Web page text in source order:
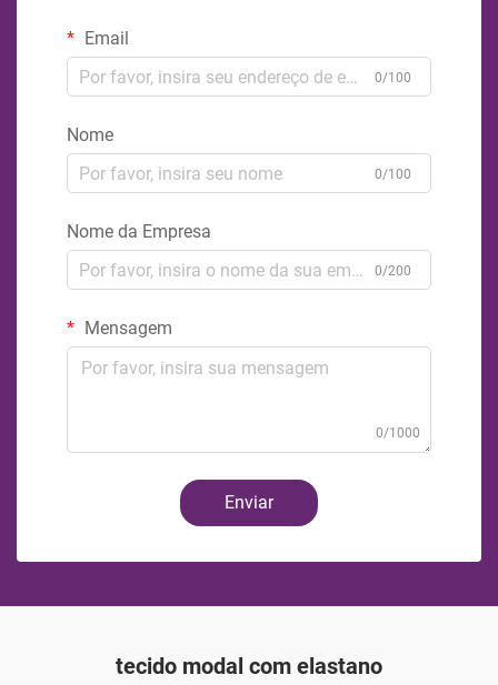
Email
0/100
Nome
0/100
Nome da Empresa
0/200
Mensagem
0/1000
Enviar
tecido modal com elastano